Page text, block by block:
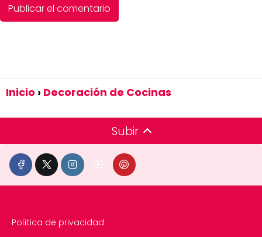
Inicio Decoración de Cocinas
Subir
Política de privacidad